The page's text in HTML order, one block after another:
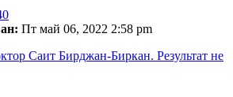
Пт май 06, 2022 2:58 pm
Саит Бирджан-Биркан. Результат не